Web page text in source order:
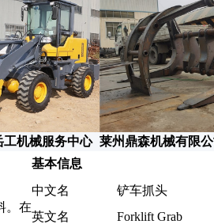
机械服务中心 莱州鼎森机械有限公
。在
基本信息
中文名
铲车抓头
英文名
Forklift Grab